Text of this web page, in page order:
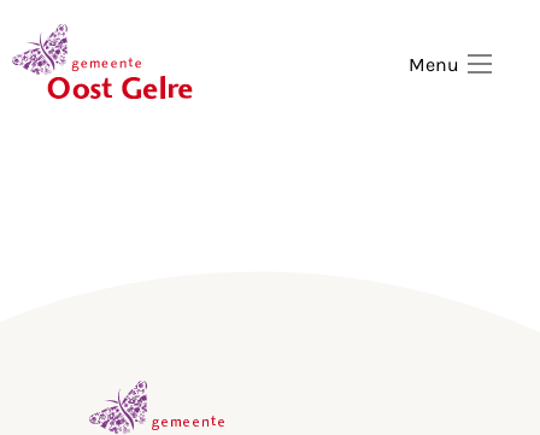
Menu